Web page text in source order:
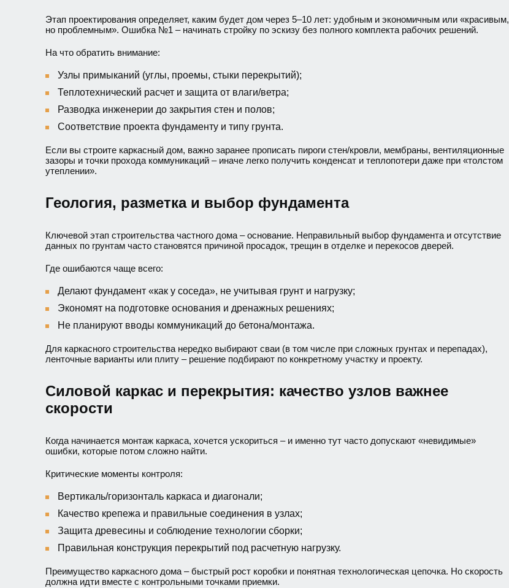
Этап проектирования определяет, каким будет дом через 5–10 лет: удобным и экономичным или «красивым,
но проблемным». Ошибка №1 – начинать стройку по эскизу без полного комплекта рабочих решений.
На что обратить внимание:
Узлы примыканий (углы, проемы, стыки перекрытий);
Теплотехнический расчет и защита от влаги/ветра;
Разводка инженерии до закрытия стен и полов;
Соответствие проекта фундаменту и типу грунта.
Если вы строите каркасный дом, важно заранее прописать пироги стен/кровли, мембраны, вентиляционные
зазоры и точки прохода коммуникаций – иначе легко получить конденсат и теплопотери даже при «толстом
утеплении».
Геология, разметка и выбор фундамента
Ключевой этап строительства частного дома – основание. Неправильный выбор фундамента и отсутствие
данных по грунтам часто становятся причиной просадок, трещин в отделке и перекосов дверей.
Где ошибаются чаще всего:
Делают фундамент «как у соседа», не учитывая грунт и нагрузку;
Экономят на подготовке основания и дренажных решениях;
Не планируют вводы коммуникаций до бетона/монтажа.
Для каркасного строительства нередко выбирают сваи (в том числе при сложных грунтах и перепадах),
ленточные варианты или плиту – решение подбирают по конкретному участку и проекту.
Силовой каркас и перекрытия: качество узлов важнее
скорости
Когда начинается монтаж каркаса, хочется ускориться – и именно тут часто допускают «невидимые»
ошибки, которые потом сложно найти.
Критические моменты контроля:
Вертикаль/горизонталь каркаса и диагонали;
Качество крепежа и правильные соединения в узлах;
Защита древесины и соблюдение технологии сборки;
Правильная конструкция перекрытий под расчетную нагрузку.
Преимущество каркасного дома – быстрый рост коробки и понятная технологическая цепочка. Но скорость
должна идти вместе с контрольными точками приемки.